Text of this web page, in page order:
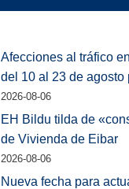
Afecciones al tráfico
del 10 al 23 de agosto
2026-08-06
EH Bildu tilda de
de Vivienda de Eibar
2026-08-06
Nueva fecha para